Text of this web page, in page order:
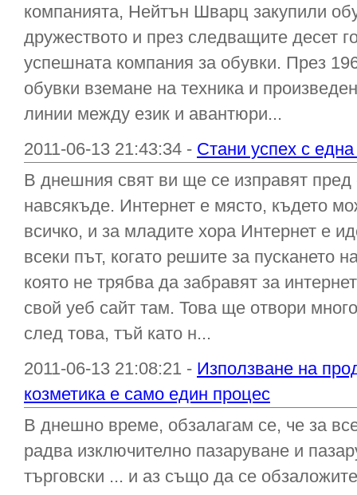
компанията, Нейтън Шварц закупили
дружеството и през следващите десет
успешната компания за обувки. През
обувки вземане на техника и
линии между език и авантюри...
2011-06-13 21:43:34 - Стани успех с
В днешния свят ви ще се изправят пред
навсякъде. Интернет е място, където
всичко, и за младите хора Интернет е
всеки път, когато решите за пускането
която не трябва да забравят за
свой уеб сайт там. Това ще отвори
след това, тъй като н...
2011-06-13 21:08:21 - Използване на
козметика е само един процес
В днешно време, обзалагам се, че за
радва изключително пазаруване и
търговски ... и аз също да се